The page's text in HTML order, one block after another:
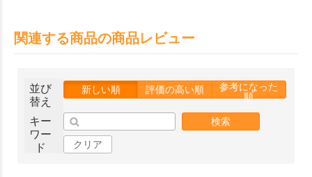
関連する商品の商品レビュー
並び
替え
新しい順 評価の高い順
参考になった
順
キー
ワー
ド
検索
クリア